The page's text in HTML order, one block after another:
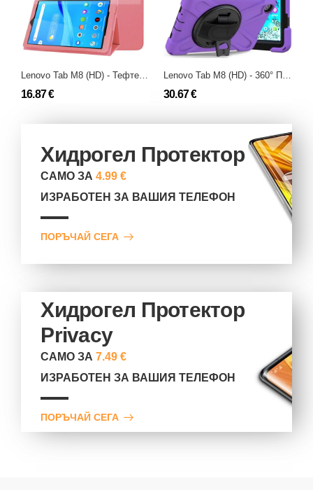
16.87 € 30.67 €
Хидрогел Протектор
САМО ЗА4.99 €
ИЗРАБОТЕН ЗА ВАШИЯ ТЕЛЕФОН
ПОРЪЧАЙ СЕГА
Хидрогел Протектор
Privacy
САМО ЗА7.49 €
ИЗРАБОТЕН ЗА ВАШИЯ ТЕЛЕФОН
ПОРЪЧАЙ СЕГА